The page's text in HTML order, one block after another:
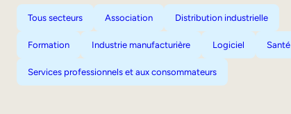
Tous secteurs Association Distribution industrielle
Formation Industrie manufacturière Logiciel Santé
Services professionnels et aux consommateurs